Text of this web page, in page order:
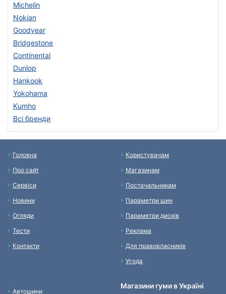
Michelin
Nokian
Goodyear
Bridgestone
Continental
Dunlop
Hankook
Yokohama
Kumho
Всі бренди
Головна
Про сайт
Сервіси
Новини
Огляди
Тести
Контакти
Користувачам
Магазинам
Постачальникам
Параметри шин
Параметри дисків
Реклама
Для правовласників
Угода
Автошини
Магазини гуми в Україні